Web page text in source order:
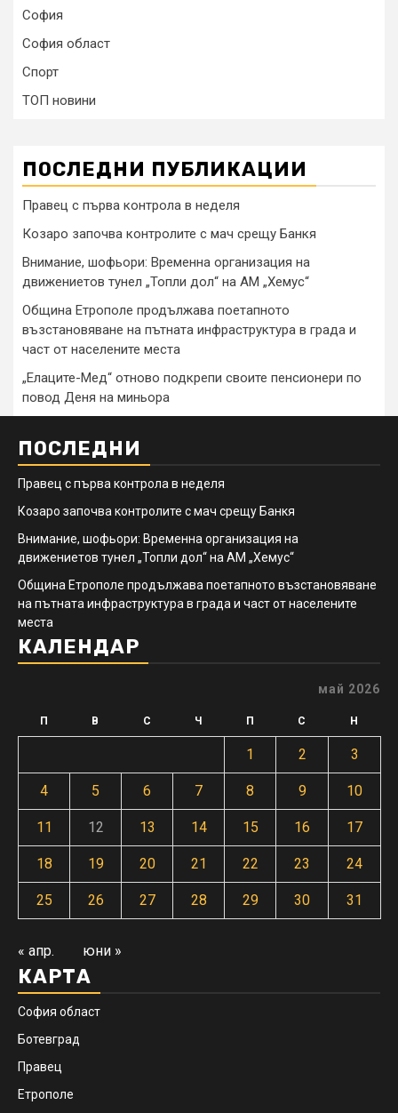
София
София област
Спорт
ТОП новини
ПОСЛЕДНИ ПУБЛИКАЦИИ
Правец с първа контрола в неделя
Козаро започва контролите с мач срещу Банкя
Внимание, шофьори: Временна организация на
движениетов тунел „Топли дол“ на АМ „Хемус“
Община Етрополе продължава поетапното
възстановяване на пътната инфраструктура в града и
част от населените места
„Елаците-Мед“ отново подкрепи своите пенсионери по
повод Деня на миньора
ПОСЛЕДНИ
Правец с първа контрола в неделя
Козаро започва контролите с мач срещу Банкя
Внимание, шофьори: Временна организация на
движениетов тунел „Топли дол“ на АМ „Хемус“
Община Етрополе продължава поетапното възстановяване
на пътната инфраструктура в града и част от населените
места
КАЛЕНДАР
май 2026
П В С Ч П С Н
1 2 3
4 5 6 7 8 9 10
11 12 13 14 15 16 17
18 19 20 21 22 23 24
25 26 27 28 29 30 31
« апр. юни »
КАРТА
София област
Ботевград
Правец
Етрополе